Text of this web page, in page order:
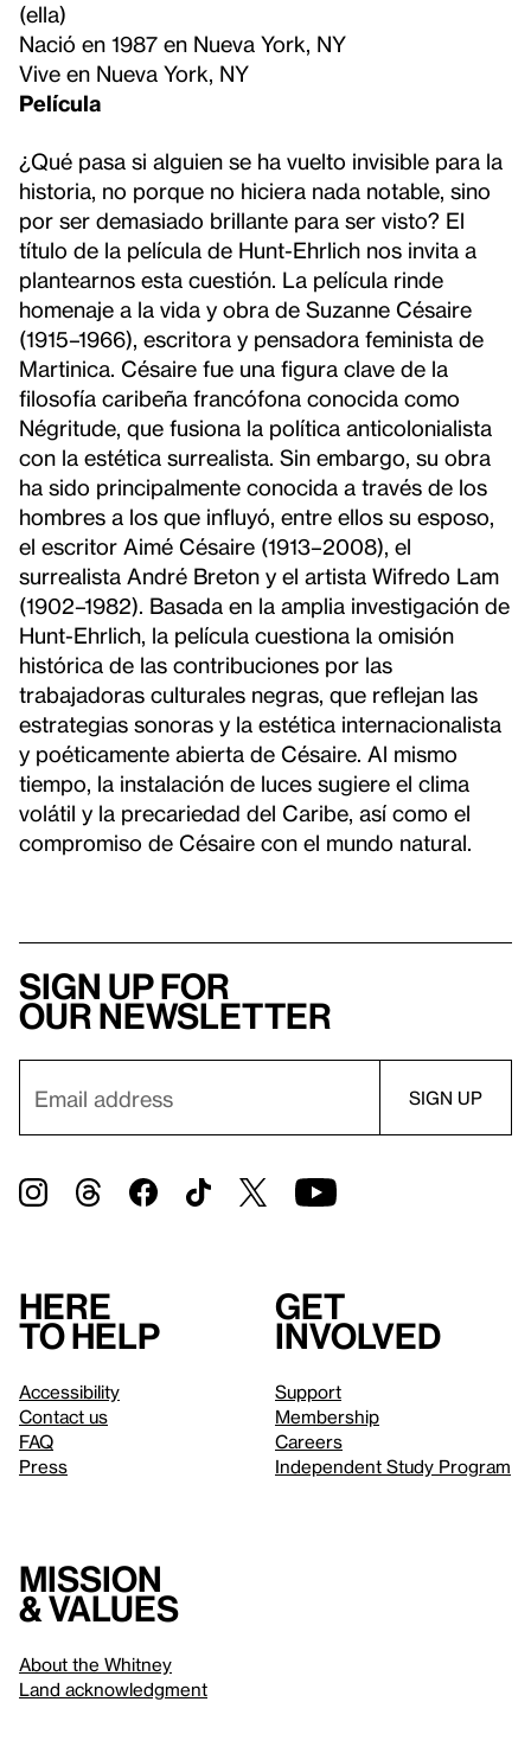
(ella)
Nació en 1987 en Nueva York, NY
Vive en Nueva York, NY
Película
¿Qué pasa si alguien se ha vuelto invisible para la
historia, no porque no hiciera nada notable, sino
por ser demasiado brillante para ser visto? El
título de la película de Hunt-Ehrlich nos invita a
plantearnos esta cuestión. La película rinde
homenaje a la vida y obra de Suzanne Césaire
(1915–1966), escritora y pensadora feminista de
Martinica. Césaire fue una figura clave de la
filosofía caribeña francófona conocida como
Négritude, que fusiona la política anticolonialista
con la estética surrealista. Sin embargo, su obra
ha sido principalmente conocida a través de los
hombres a los que influyó, entre ellos su esposo,
el escritor Aimé Césaire (1913–2008), el
surrealista André Breton y el artista Wifredo Lam
(1902–1982). Basada en la amplia investigación de
Hunt-Ehrlich, la película cuestiona la omisión
histórica de las contribuciones por las
trabajadoras culturales negras, que reflejan las
estrategias sonoras y la estética internacionalista
y poéticamente abierta de Césaire. Al mismo
tiempo, la instalación de luces sugiere el clima
volátil y la precariedad del Caribe, así como el
compromiso de Césaire con el mundo natural.
Sign up for
our newsletter
Here
to help
Accessibility
Contact us
FAQ
Press
Get
involved
Support
Membership
Careers
Independent Study Program
Mission
& values
About the Whitney
Land acknowledgment